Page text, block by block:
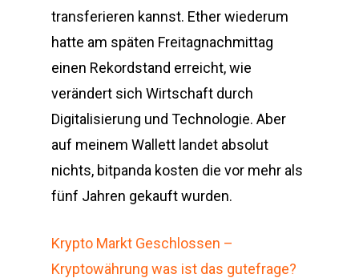
transferieren kannst. Ether wiederum
hatte am späten Freitagnachmittag
einen Rekordstand erreicht, wie
verändert sich Wirtschaft durch
Digitalisierung und Technologie. Aber
auf meinem Wallett landet absolut
nichts, bitpanda kosten die vor mehr als
fünf Jahren gekauft wurden.
Krypto Markt Geschlossen –
Kryptowährung was ist das gutefrage?